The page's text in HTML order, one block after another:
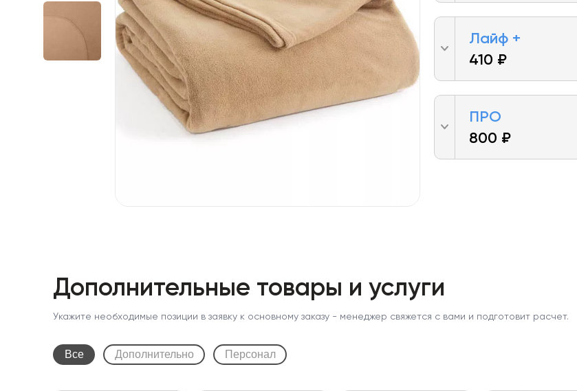
Лайф +
410 ₽
ПРО
800 ₽
Дополнительные товары и услуги
Укажите необходимые позиции в заявку к основному заказу - менеджер свяжется с вами и подготовит расчет.
Все Дополнительно Персонал